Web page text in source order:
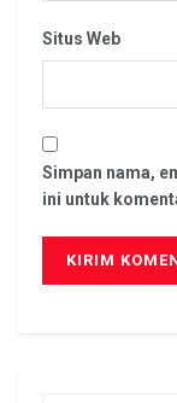
Situs Web
Simpan nama,
ini untuk